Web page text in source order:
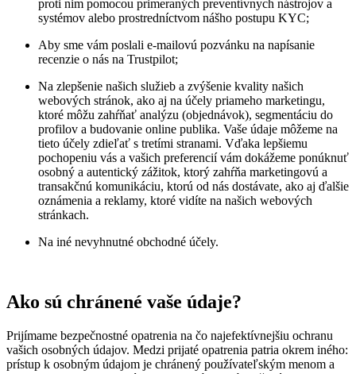
proti nim pomocou primeraných preventívnych nástrojov a
systémov alebo prostredníctvom nášho postupu KYC;
Aby sme vám poslali e-mailovú pozvánku na napísanie
recenzie o nás na Trustpilot;
Na zlepšenie našich služieb a zvýšenie kvality našich
webových stránok, ako aj na účely priameho marketingu,
ktoré môžu zahŕňať analýzu (objednávok), segmentáciu do
profilov a budovanie online publika. Vaše údaje môžeme na
tieto účely zdieľať s tretími stranami. Vďaka lepšiemu
pochopeniu vás a vašich preferencií vám dokážeme ponúknuť
osobný a autentický zážitok, ktorý zahŕňa marketingovú a
transakčnú komunikáciu, ktorú od nás dostávate, ako aj ďalšie
oznámenia a reklamy, ktoré vidíte na našich webových
stránkach.
Na iné nevyhnutné obchodné účely.
Ako sú chránené vaše údaje?
Prijímame bezpečnostné opatrenia na čo najefektívnejšiu ochranu
vašich osobných údajov. Medzi prijaté opatrenia patria okrem iného:
prístup k osobným údajom je chránený používateľským menom a